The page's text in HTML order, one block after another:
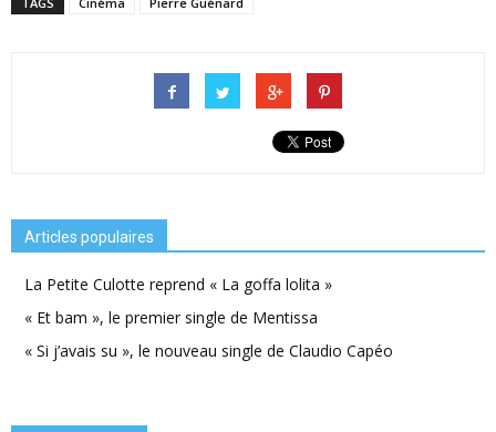
Articles populaires
La Petite Culotte reprend « La goffa lolita »
« Et bam », le premier single de Mentissa
« Si j’avais su », le nouveau single de Claudio Capéo